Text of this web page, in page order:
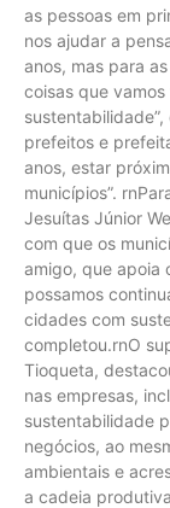
as pessoas em
nos ajudar a
anos, mas para
coisas que
prefeitos e
anos, estar
municípios”.
Jesuítas Júnior
com que os
amigo, que apoia
possamos
cidades com
completou.rnO
Tioqueta,
nas empresas,
sustentabilidade
negócios, ao
ambientais e
a cadeia